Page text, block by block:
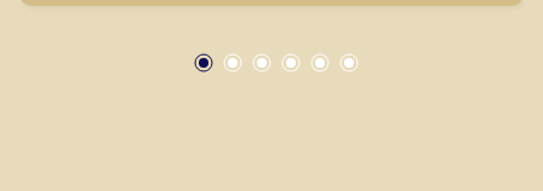
mesmo nos principais lançamentos da cidade